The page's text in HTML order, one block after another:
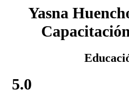
Yasna
5.0